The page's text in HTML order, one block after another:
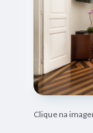
Clique na